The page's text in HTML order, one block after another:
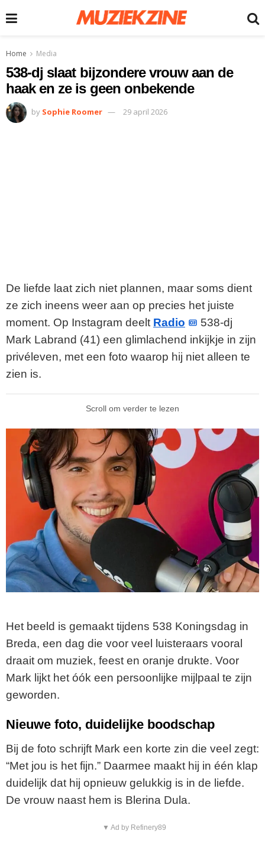
Home Media
538-dj slaat bijzondere vrouw aan de
haak en ze is geen onbekende
by Sophie Roomer 29 april 2026
De liefde laat zich niet plannen, maar soms dient
ze zich ineens weer aan op precies het juiste
moment. Op Instagram deelt Radio
538-dj
Mark Labrand (41) een glimlachend inkijkje in zijn
privéleven, met een foto waarop hij niet alleen te
zien is.
Scroll om verder te lezen
Het beeld is gemaakt tijdens 538 Koningsdag in
Breda, een dag die voor veel luisteraars vooral
draait om muziek, feest en oranje drukte. Voor
Mark lijkt het óók een persoonlijke mijlpaal te zijn
geworden.
Nieuwe foto, duidelijke boodschap
Bij de foto schrijft Mark een korte zin die veel zegt:
“Met jou is het fijn.” Daarmee maakt hij in één klap
duidelijk dat hij opnieuw gelukkig is in de liefde.
De vrouw naast hem is Blerina Dula.
▼ Ad by Refinery89